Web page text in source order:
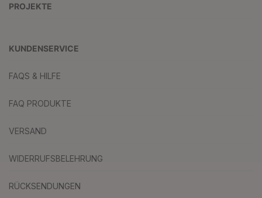
PROJEKTE
KUNDENSERVICE
FAQS & HILFE
FAQ PRODUKTE
VERSAND
WIDERRUFSBELEHRUNG
RÜCKSENDUNGEN